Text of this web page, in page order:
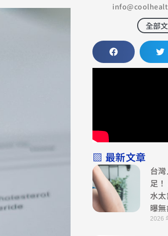
全部
▧ 最新文章
台
足
水
曝
2026